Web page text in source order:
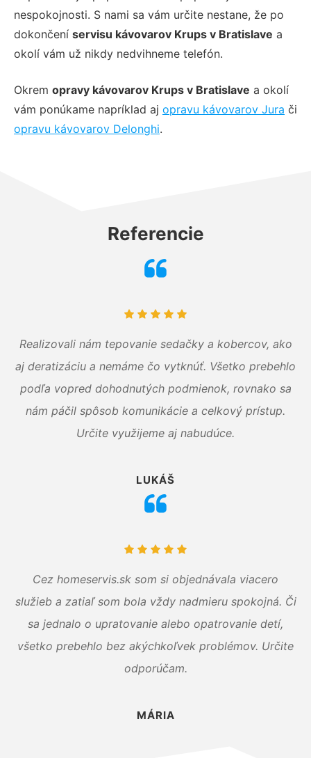
nespokojnosti. S nami sa vám určite nestane, že po
dokončení servisu kávovarov Krups v Bratislave a
okolí vám už nikdy nedvihneme telefón.
Okrem opravy kávovarov Krups v Bratislave a okolí
vám ponúkame napríklad aj opravu kávovarov Jura či
opravu kávovarov Delonghi.
Referencie
Realizovali nám tepovanie sedačky a kobercov, ako
aj deratizáciu a nemáme čo vytknúť. Všetko prebehlo
podľa vopred dohodnutých podmienok, rovnako sa
nám páčil spôsob komunikácie a celkový prístup.
Určite využijeme aj nabudúce.
LUKÁŠ
Cez homeservis.sk som si objednávala viacero
služieb a zatiaľ som bola vždy nadmieru spokojná. Či
sa jednalo o upratovanie alebo opatrovanie detí,
všetko prebehlo bez akýchkoľvek problémov. Určite
odporúčam.
MÁRIA